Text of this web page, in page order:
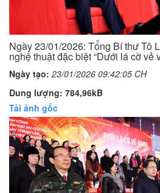
Ngày 23/01/2026: Tổng Bí thư Tô
nghệ thuật đặc biệt “Dưới lá cờ vẻ
Ngày tạo: 23/01/2026 09:42:05 CH
Dung lượng: 784,96kB
Tải ảnh gốc